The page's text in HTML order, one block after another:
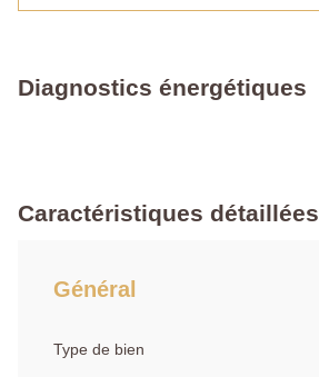
Diagnostics énergétiques
Caractéristiques détaillées
Général
Type de bien